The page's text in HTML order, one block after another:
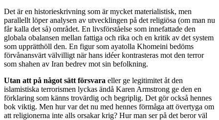
Det är en historieskrivning som är mycket materialistisk, men
parallellt löper analysen av utvecklingen på det religiösa (om man nu
får kalla det så) området. En livsförståelse som innefattade den
globala obalansen mellan fattiga och rika och en kritik av det system
som upprätthöll den. En figur som ayatolla Khomeini bedöms
förvånansvärt välvilligt när hans idéer kontrasteras mot den terror
som shahen av Iran bedrev mot sin befolkning.
Utan att på något sätt försvara eller ge legitimitet åt den
islamistiska terrorismen lyckas ändå Karen Armstrong ge den en
förklaring som känns trovärdig och begriplig. Det gör också hennes
bok viktig. Men hur var det nu med hennes förmåga att övertyga om
att religionerna inte alls orsakar krig? Hur man ser på det beror väl